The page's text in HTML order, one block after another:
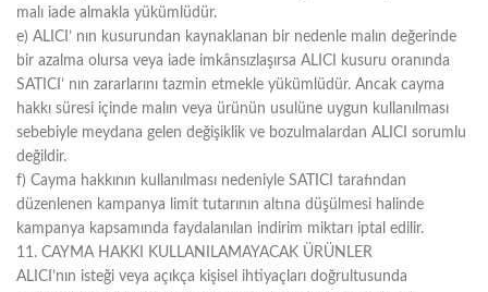
malı iade almakla yükümlüdür.
e) ALICI’ nın kusurundan kaynaklanan bir nedenle malın değerinde
bir azalma olursa veya iade imkânsızlaşırsa ALICI kusuru oranında
SATICI’ nın zararlarını tazmin etmekle yükümlüdür. Ancak cayma
hakkı süresi içinde malın veya ürünün usulüne uygun kullanılması
sebebiyle meydana gelen değişiklik ve bozulmalardan ALICI sorumlu
değildir.
f) Cayma hakkının kullanılması nedeniyle SATICI tarafından
düzenlenen kampanya limit tutarının altına düşülmesi halinde
kampanya kapsamında faydalanılan indirim miktarı iptal edilir.
11. CAYMA HAKKI KULLANILAMAYACAK ÜRÜNLER
ALICI’nın isteği veya açıkça kişisel ihtiyaçları doğrultusunda